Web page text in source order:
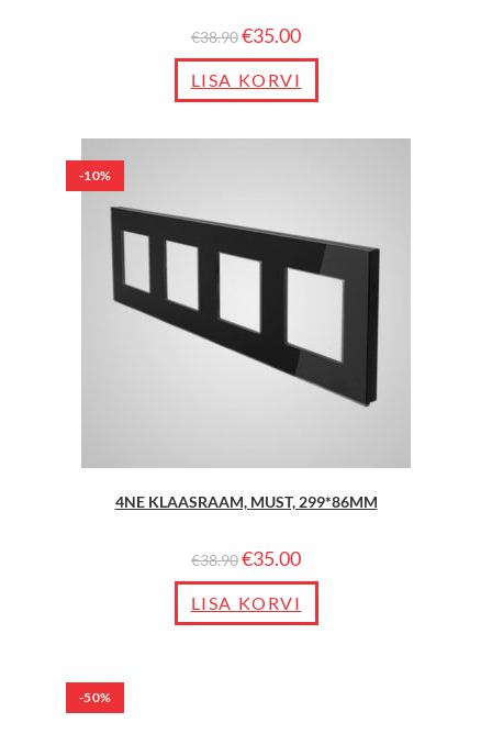
€38.90€35.00
LISA KORVI
-10%
4NE KLAASRAAM, MUST, 299*86MM
€38.90€35.00
LISA KORVI
-50%